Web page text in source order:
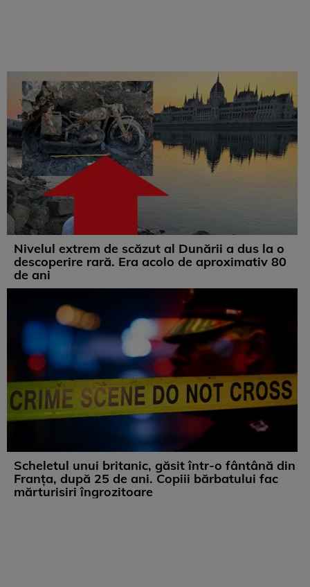
Nivelul extrem de scăzut al Dunării a dus la o
descoperire rară. Era acolo de aproximativ 80
de ani
Scheletul unui britanic, găsit într-o fântână din
Franța, după 25 de ani. Copiii bărbatului fac
mărturisiri îngrozitoare